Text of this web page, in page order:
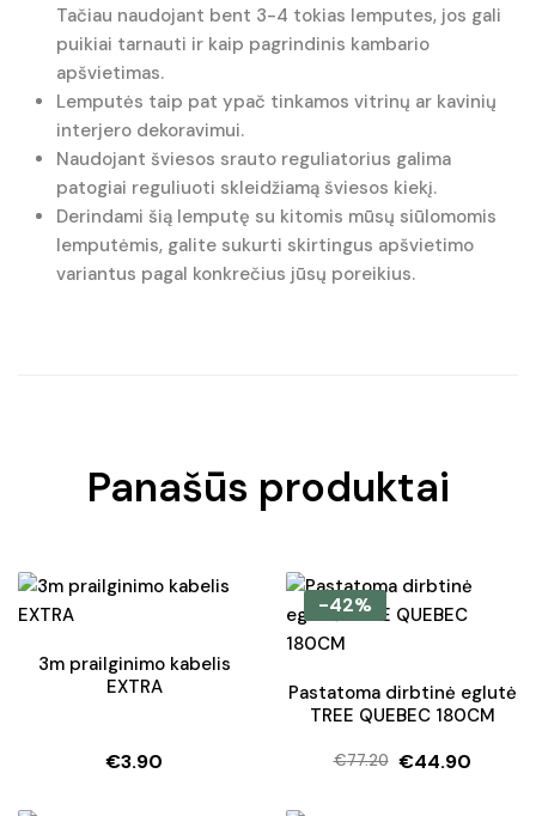
Tačiau naudojant bent 3-4 tokias lemputes, jos gali
puikiai tarnauti ir kaip pagrindinis kambario
apšvietimas.
Lemputės taip pat ypač tinkamos vitrinų ar kavinių
interjero dekoravimui.
Naudojant šviesos srauto reguliatorius galima
patogiai reguliuoti skleidžiamą šviesos kiekį.
Derindami šią lemputę su kitomis mūsų siūlomomis
lemputėmis, galite sukurti skirtingus apšvietimo
variantus pagal konkrečius jūsų poreikius.
Panašūs produktai
3m prailginimo kabelis
EXTRA
€3.90
-42%
Pastatoma dirbtinė eglutė
TREE QUEBEC 180CM
€77.20
Original
€44.90
Current